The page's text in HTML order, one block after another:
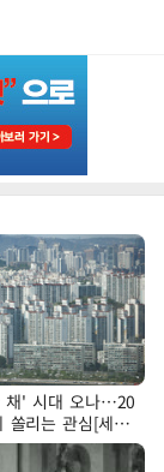
채' 시대 오나…20
쏠리는 관심[세제
②]